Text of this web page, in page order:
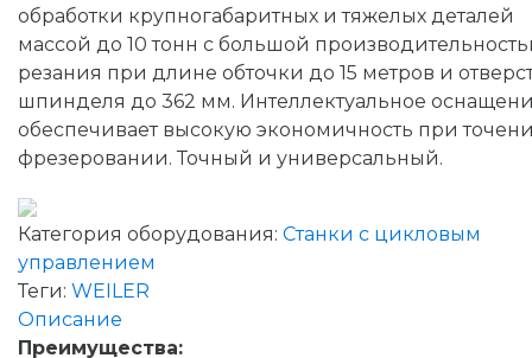
обработки крупногабаритных и тяжелых деталей
массой до 10 тонн с большой
резания при длине обточки до 15 метров и
шпинделя до 362 мм. Интеллектуальное
обеспечивает высокую экономичность при
фрезеровании. Точный и универсальный.
Категория оборудования: Станки с цикловым
управлением
Теги: WEILER
Описание
Преимущества: